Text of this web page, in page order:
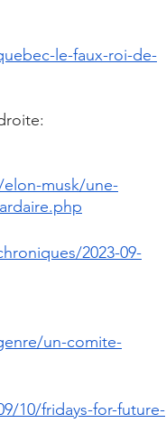
le-faux-roi-de-
elon-musk/une-
2023-09-
un-comite-
10/fridays-for-future-